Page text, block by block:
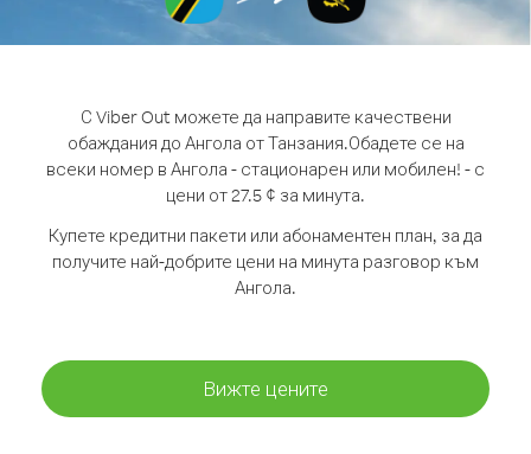
С Viber Out можете да направите качествени
обаждания до Ангола от Танзания.Обадете се на
всеки номер в Ангола - стационарен или мобилен! - с
цени от 27.5 ¢ за минута.
Купете кредитни пакети или абонаментен план, за да
получите най-добрите цени на минута разговор към
Ангола.
Вижте цените